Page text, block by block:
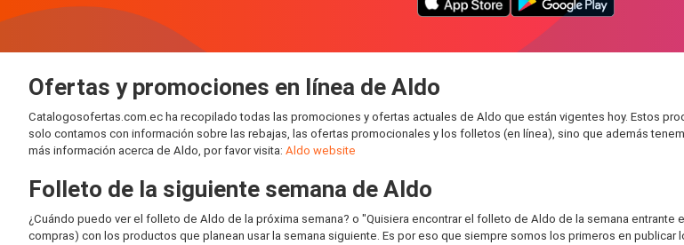
Ofertas y promociones en línea de Aldo
Catalogosofertas.com.ec ha recopilado todas las promociones y ofertas actuales de Aldo que están vigentes hoy. Estos
solo contamos con información sobre las rebajas, las ofertas promocionales y los folletos (en línea), sino que además
más información acerca de Aldo, por favor visita: Aldo website
Folleto de la siguiente semana de Aldo
¿Cuándo puedo ver el folleto de Aldo de la próxima semana? o "Quisiera encontrar el folleto de Aldo de la semana
compras) con los productos que planean usar la semana siguiente. Es por eso que siempre somos los primeros en